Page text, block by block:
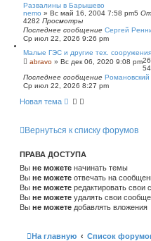
Развалины в Барышево
nemo » Вс май 16, 2004 7:58 pm5
4282 Просмотры
Последнее сообщение Сергей
Ср июл 22, 2026 9:26 pm
Малые ГЭС и другие тех.
abravo » Вс дек 06, 2020 9:08 pm
Последнее сообщение Романовский
Ср июл 22, 2026 8:27 pm
Новая тема
Вернуться к списку форумов
ПРАВА ДОСТУПА
Вы не можете начинать темы
Вы не можете отвечать на
Вы не можете редактировать свои
Вы не можете удалять свои
Вы не можете добавлять вложения
На главную Список